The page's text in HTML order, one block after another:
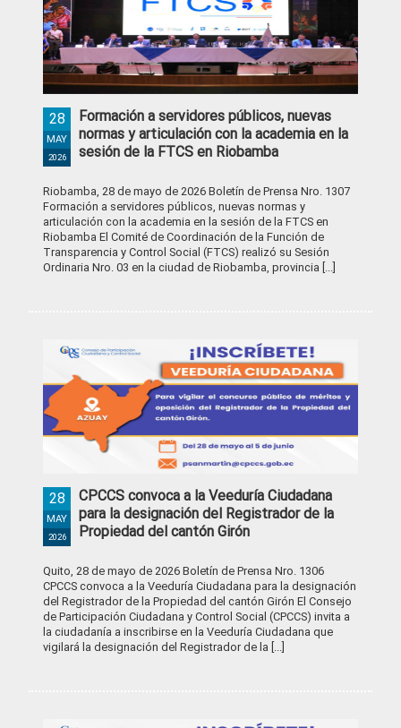
Formación a servidores públicos, nuevas
normas y articulación con la academia en la
sesión de la FTCS en Riobamba
28
MAY
2026
Riobamba, 28 de mayo de 2026 Boletín de Prensa Nro. 1307
Formación a servidores públicos, nuevas normas y
articulación con la academia en la sesión de la FTCS en
Riobamba El Comité de Coordinación de la Función de
Transparencia y Control Social (FTCS) realizó su Sesión
Ordinaria Nro. 03 en la ciudad de Riobamba, provincia [...]
CPCCS convoca a la Veeduría Ciudadana
para la designación del Registrador de la
Propiedad del cantón Girón
28
MAY
2026
Quito, 28 de mayo de 2026 Boletín de Prensa Nro. 1306
CPCCS convoca a la Veeduría Ciudadana para la designación
del Registrador de la Propiedad del cantón Girón El Consejo
de Participación Ciudadana y Control Social (CPCCS) invita a
la ciudadanía a inscribirse en la Veeduría Ciudadana que
vigilará la designación del Registrador de la [...]